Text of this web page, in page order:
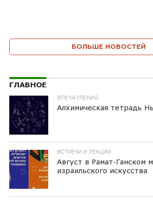
БОЛЬШЕ НОВОСТЕЙ
ГЛАВНОЕ
ВПЕЧАТЛЕНИЯ
Алхимическая тетрадь
ВСТРЕЧИ И ЛЕКЦИИ
Август в Рамат-Ганском
израильского искусства